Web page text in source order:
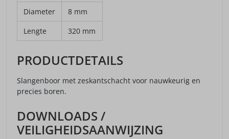
Diameter
8 mm
Lengte
320 mm
PRODUCTDETAILS
Slangenboor met zeskantschacht voor nauwkeurig en
precies boren.
DOWNLOADS /
VEILIGHEIDSAANWIJZING